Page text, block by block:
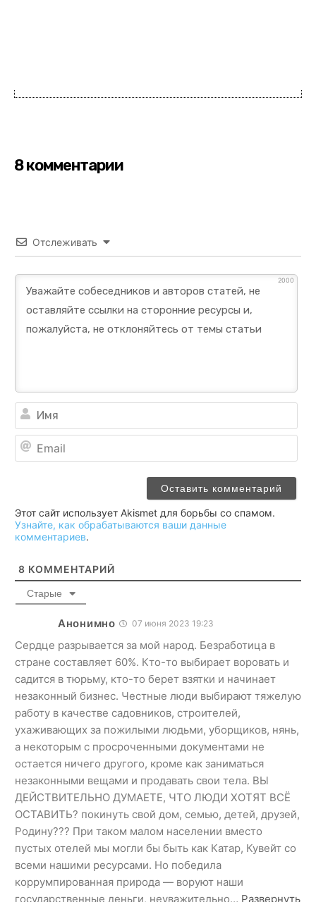
8 комментарии
Отслеживать
2000
Этот сайт использует Akismet для борьбы со спамом.
Узнайте, как обрабатываются ваши данные
комментариев.
8 КОММЕНТАРИЙ
Старые
Анонимно 07 июня 2023 19:23
Сердце разрывается за мой народ. Безработица в
стране составляет 60%. Кто-то выбирает воровать и
садится в тюрьму, кто-то берет взятки и начинает
незаконный бизнес. Честные люди выбирают тяжелую
работу в качестве садовников, строителей,
ухаживающих за пожилыми людьми, уборщиков, нянь,
а некоторым с просроченными документами не
остается ничего другого, кроме как заниматься
незаконными вещами и продавать свои тела. ВЫ
ДЕЙСТВИТЕЛЬНО ДУМАЕТЕ, ЧТО ЛЮДИ ХОТЯТ ВСЁ
ОСТАВИТЬ? покинуть свой дом, семью, детей, друзей,
Родину??? При таком малом населении вместо
пустых отелей мы могли бы быть как Катар, Кувейт со
всеми нашими ресурсами. Но победила
коррумпированная природа — воруют наши
государственные деньги, неуважительно… Развернуть